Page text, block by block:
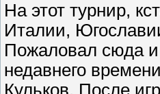
На этот турнир,
Италии,
Пожаловал сюда
недавнего
Кульков. После